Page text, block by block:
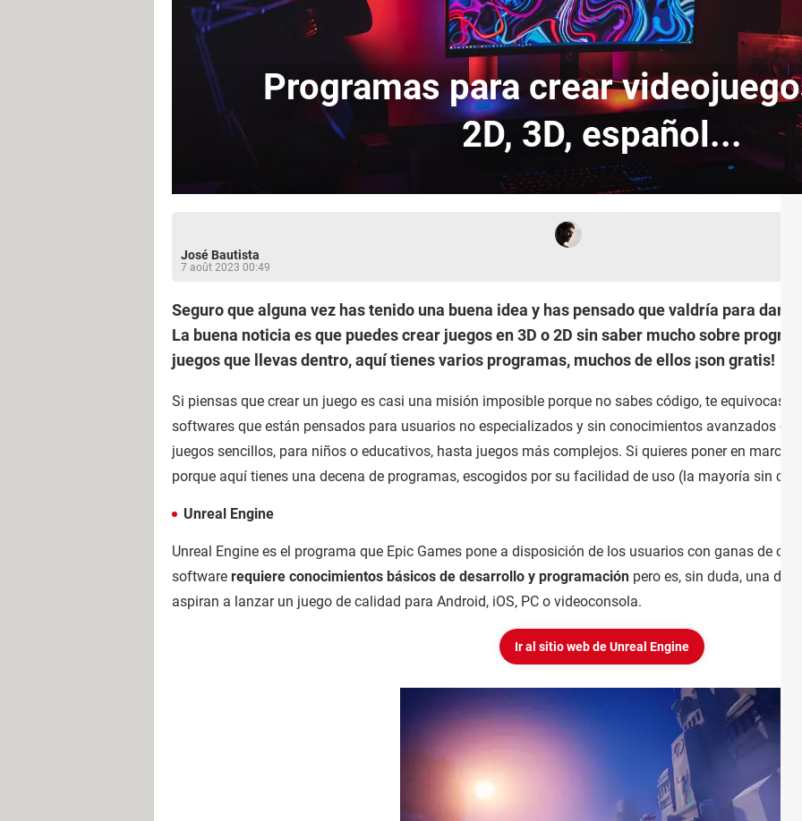
Programas para crear
2D, 3D, español...
José Bautista
7 août 2023 00:49
Seguro que alguna vez has tenido una buena idea y has pensado que valdría para dar
La buena noticia es que puedes crear juegos en 3D o 2D sin saber mucho sobre
juegos que llevas dentro, aquí tienes varios programas, muchos de ellos ¡son gratis!
Si piensas que crear un juego es casi una misión imposible porque no sabes código, te equivocas.
softwares que están pensados para usuarios no especializados y sin conocimientos avanzados de
juegos sencillos, para niños o educativos, hasta juegos más complejos. Si quieres poner en marcha
porque aquí tienes una decena de programas, escogidos por su facilidad de uso (la mayoría sin
Unreal Engine
Unreal Engine es el programa que Epic Games pone a disposición de los usuarios con ganas de
software requiere conocimientos básicos de desarrollo y programación pero es, sin duda, una de
aspiran a lanzar un juego de calidad para Android, iOS, PC o videoconsola.
Ir al sitio web de Unreal Engine